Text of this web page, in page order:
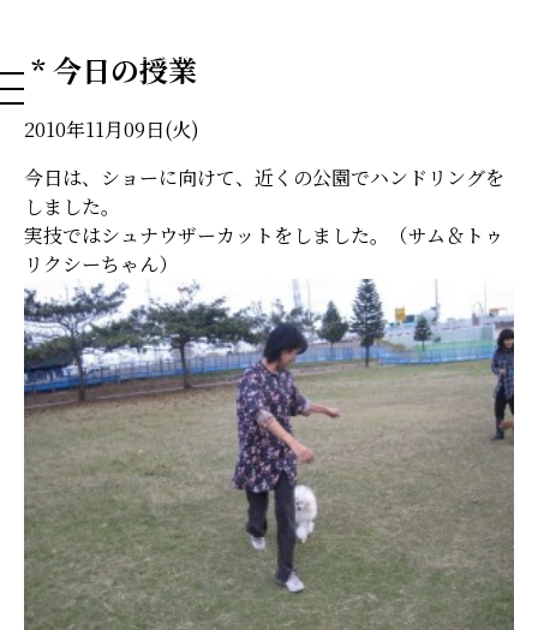
NAHA DOG GROOMING SCHOOL
* 今日の授業
2010年11月09日(火)
今日は、ショーに向けて、近くの公園でハンドリングを
しました。
実技ではシュナウザーカットをしました。（サム＆トゥ
リクシーちゃん）